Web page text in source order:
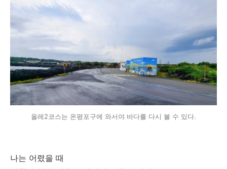
올레2코스는 온평포구에 와서야 바다를 다시 볼 수 있다.
나는 어렸을 때